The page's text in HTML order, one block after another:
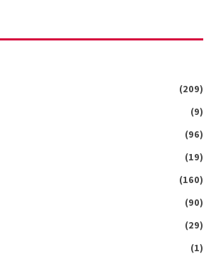
(209)
(9)
(96)
(19)
(160)
(90)
(29)
(1)